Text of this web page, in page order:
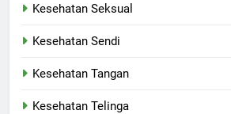
Kesehatan Seksual
Kesehatan Sendi
Kesehatan Tangan
Kesehatan Telinga